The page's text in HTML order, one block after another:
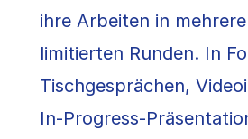
ihre Arbeiten in
limitierten Runden. In
Tischgesprächen,
In-Progress-